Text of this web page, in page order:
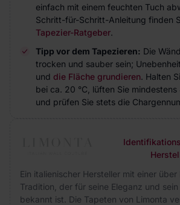
einfach mit einem feuchten Tuch
Schritt-für-Schritt-Anleitung finden
Tapezier-Ratgeber.
Tipp vor dem Tapezieren: Die
trocken und sauber sein;
und die Fläche grundieren. Halten
bei ca. 20 °C, lüften Sie
und prüfen Sie stets die
Ein italienischer Hersteller mit einer
Tradition, der für seine Eleganz und
bekannt ist. Die Tapeten von Limonta